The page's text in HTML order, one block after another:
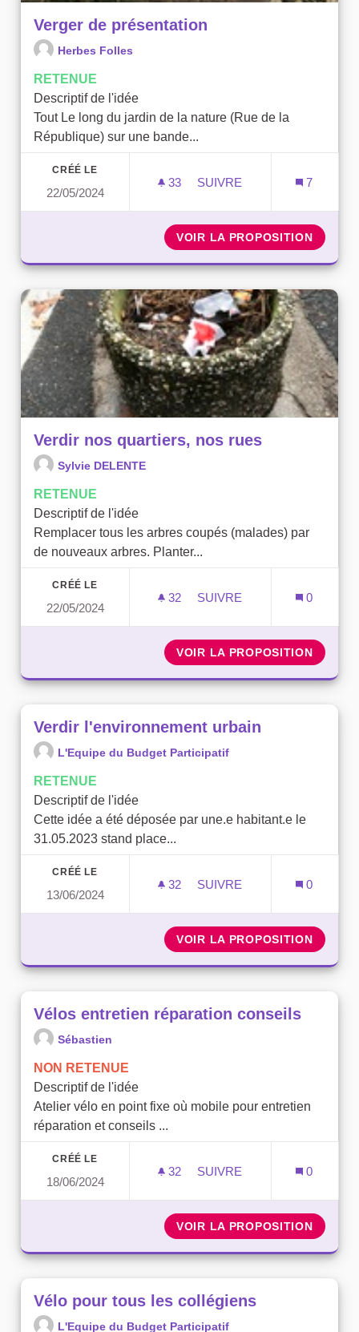
Verger de présentation
Herbes Folles
RETENUE
Descriptif de l'idée
Tout Le long du jardin de la nature (Rue de la
République) sur une bande...
CRÉÉ LE
22/05/2024
33 33 ABONNÉS
SUIVRE
7
VOIR LA PROPOSITION
Verdir nos quartiers, nos rues
Sylvie DELENTE
RETENUE
Descriptif de l'idée
Remplacer tous les arbres coupés (malades) par
de nouveaux arbres. Planter...
CRÉÉ LE
22/05/2024
32 32 ABONNÉS
SUIVRE
0
VOIR LA PROPOSITION
Verdir l'environnement urbain
L'Equipe du Budget Participatif
RETENUE
Descriptif de l'idée
Cette idée a été déposée par une.e habitant.e le
31.05.2023 stand place...
CRÉÉ LE
13/06/2024
32 32 ABONNÉS
SUIVRE
0
VOIR LA PROPOSITION
Vélos entretien réparation conseils
Sébastien
NON RETENUE
Descriptif de l'idée
Atelier vélo en point fixe où mobile pour entretien
réparation et conseils ...
CRÉÉ LE
18/06/2024
32 32 ABONNÉS
SUIVRE
0
VOIR LA PROPOSITION
Vélo pour tous les collégiens
L'Equipe du Budget Participatif